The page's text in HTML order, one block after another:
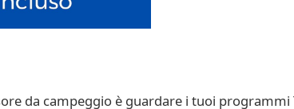
da campeggio è guardare i tuoi